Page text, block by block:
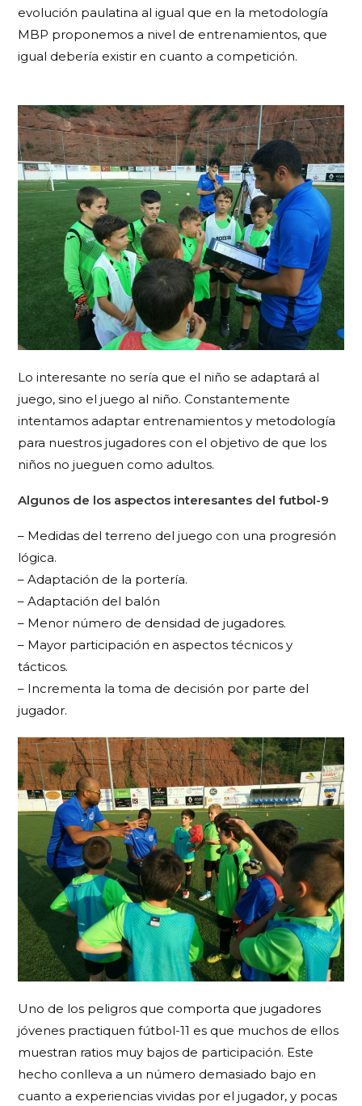
evolución paulatina al igual que en la metodología
MBP proponemos a nivel de entrenamientos, que
igual debería existir en cuanto a competición.
Lo interesante no sería que el niño se adaptará al
juego, sino el juego al niño. Constantemente
intentamos adaptar entrenamientos y metodología
para nuestros jugadores con el objetivo de que los
niños no jueguen como adultos.
Algunos de los aspectos interesantes del futbol-9
– Medidas del terreno del juego con una progresión
lógica.
– Adaptación de la portería.
– Adaptación del balón
– Menor número de densidad de jugadores.
– Mayor participación en aspectos técnicos y
tácticos.
– Incrementa la toma de decisión por parte del
jugador.
Uno de los peligros que comporta que jugadores
jóvenes practiquen fútbol-11 es que muchos de ellos
muestran ratios muy bajos de participación. Este
hecho conlleva a un número demasiado bajo en
cuanto a experiencias vividas por el jugador, y pocas